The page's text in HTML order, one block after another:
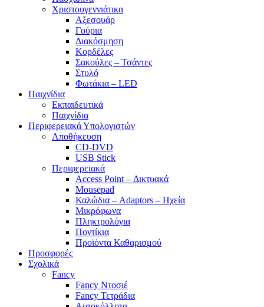
Χριστουγεννιάτικα
Αξεσουάρ
Γούρια
Διακόσμηση
Κορδέλες
Σακούλες – Τσάντες
Στυλό
Φωτάκια – LED
Παιχνίδια
Εκπαιδευτικά
Παιχνίδια
Περιφερειακά Υπολογιστών
Αποθήκευση
CD-DVD
USB Stick
Περιφερειακά
Access Point – Δικτυακά
Mousepad
Καλώδια – Adaptors – Ηχεία
Μικρόφωνα
Πληκτρολόγια
Ποντίκια
Προϊόντα Καθαρισμού
Προσφορές
Σχολικά
Fancy
Fancy Ντοσιέ
Fancy Τετράδια